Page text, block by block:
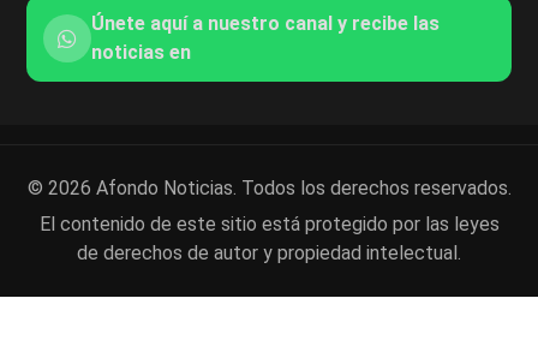
Únete aquí a nuestro canal y recibe las
noticias en
© 2026 Afondo Noticias. Todos los derechos reservados.
El contenido de este sitio está protegido por las leyes
de derechos de autor y propiedad intelectual.